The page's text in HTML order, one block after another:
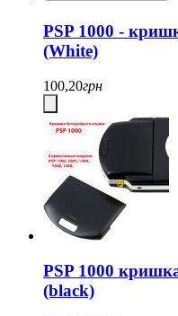
PSP 1000 -
(White)
100,20грн
PSP 1000
(black)